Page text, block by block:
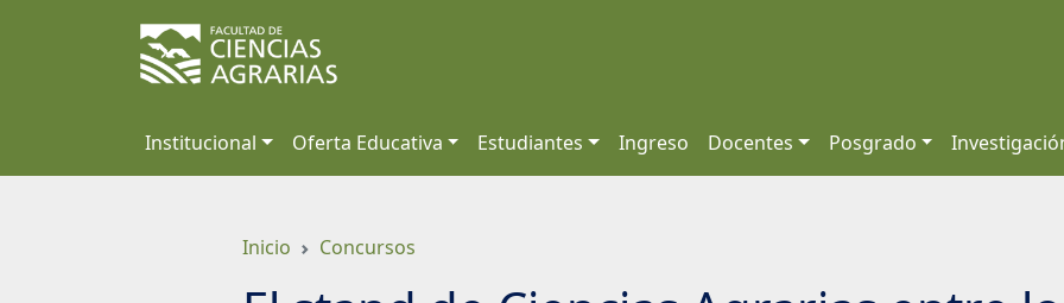
Institucional
Oferta Educativa Estudiantes Ingreso Docentes Posgrado
Inicio Concursos